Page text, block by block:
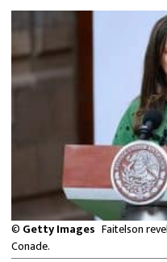
MEXICANOS EN EL
FUTBOL ESTUFA
LIGA MX
NFL
© Getty Images Faitelson
Conade.